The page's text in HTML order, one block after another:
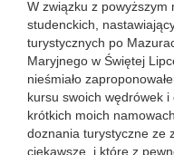
W związku z powyższym
studenckich,
turystycznych po
Maryjnego w Świętej
nieśmiało
kursu swoich wędrówek
krótkich moich
doznania turystyczne ze
ciekawsze, i które z